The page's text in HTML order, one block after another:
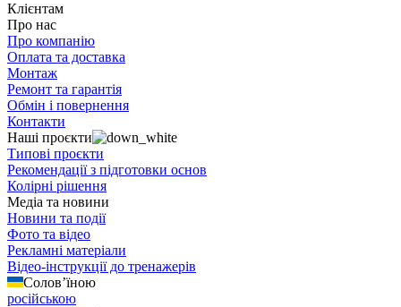
Клієнтам
Про нас
Про компанію
Оплата та доставка
Монтаж
Ремонт та гарантія
Обмін і повернення
Контакти
Наші проєкти
Типові проєкти
Рекомендації з підготовки основ
Колірні рішення
Медіа та новини
Новини та події
Фото та відео
Рекламні матеріали
Відео-інструкції до тренажерів
Солов’їною
російською